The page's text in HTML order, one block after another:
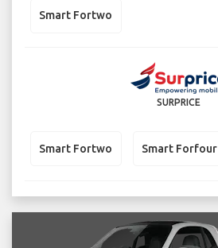
Smart Fortwo
SURPRICE
Smart Fortwo Smart Forfour